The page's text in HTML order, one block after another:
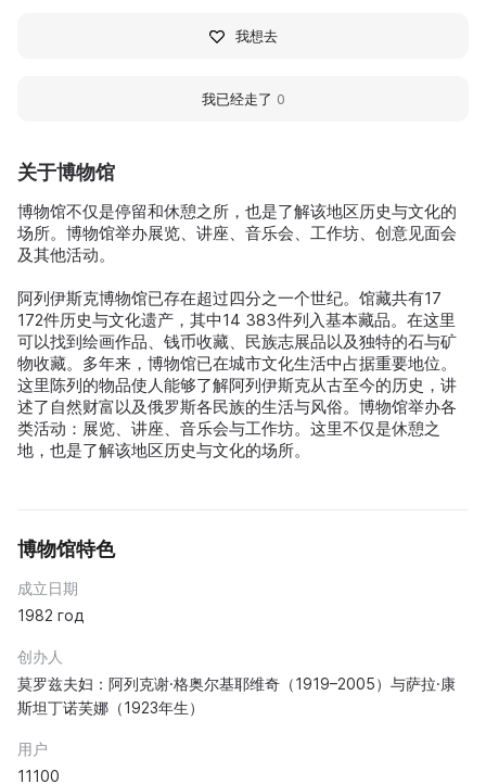
关于博物馆
博物馆不仅是停留和休憩之所，也是了解该地区历史与文化的
场所。博物馆举办展览、讲座、音乐会、工作坊、创意见面会
及其他活动。
阿列伊斯克博物馆已存在超过四分之一个世纪。馆藏共有17
172件历史与文化遗产，其中14 383件列入基本藏品。在这里
可以找到绘画作品、钱币收藏、民族志展品以及独特的石与矿
物收藏。多年来，博物馆已在城市文化生活中占据重要地位。
这里陈列的物品使人能够了解阿列伊斯克从古至今的历史，讲
述了自然财富以及俄罗斯各民族的生活与风俗。博物馆举办各
类活动：展览、讲座、音乐会与工作坊。这里不仅是休憩之
地，也是了解该地区历史与文化的场所。
博物馆特色
成立日期
1982 год
创办人
莫罗兹夫妇：阿列克谢·格奥尔基耶维奇（1919–2005）与萨拉·康
斯坦丁诺芙娜（1923年生）
用户
11100
我想去
我已经走了 0